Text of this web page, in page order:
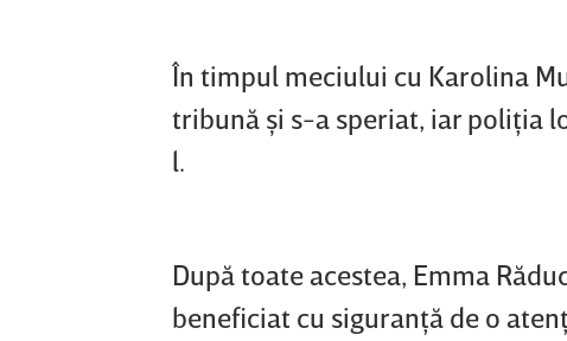
În timpul meciului cu Karolina
tribună şi s-a speriat, iar poliţia
l.
După toate acestea, Emma
beneficiat cu siguranţă de o